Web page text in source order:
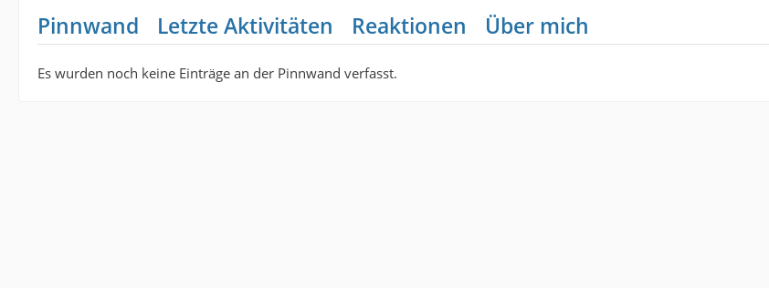
Pinnwand Letzte Aktivitäten Reaktionen Über mich
Es wurden noch keine Einträge an der Pinnwand verfasst.